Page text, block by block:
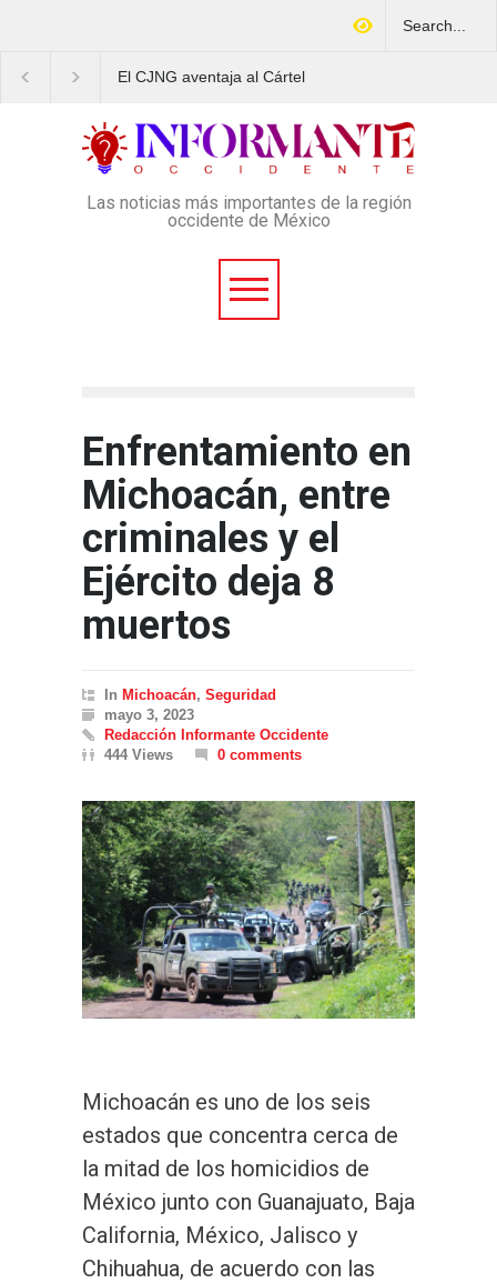
El CJNG aventaja al Cártel
Montenegro
esquema Ponzi con
4 mil afectados
Las noticias más importantes de la región
occidente de México
Enfrentamiento en
Michoacán, entre
criminales y el
Ejército deja 8
muertos
In Michoacán, Seguridad
mayo 3, 2023
Redacción Informante Occidente
444 Views
0 comments
Michoacán es uno de los seis
estados que concentra cerca de
la mitad de los homicidios de
México junto con Guanajuato, Baja
California, México, Jalisco y
Chihuahua, de acuerdo con las